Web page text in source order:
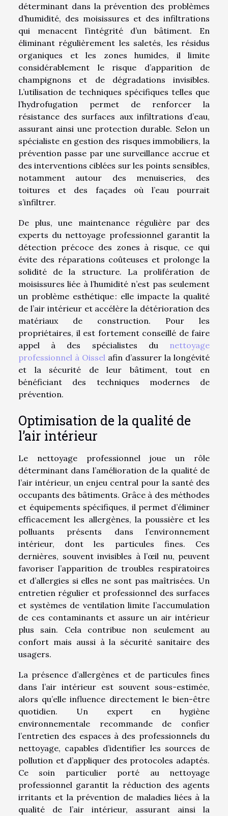
déterminant dans la prévention des problèmes
d’humidité, des moisissures et des infiltrations
qui menacent l’intégrité d’un bâtiment. En
éliminant régulièrement les saletés, les résidus
organiques et les zones humides, il limite
considérablement le risque d’apparition de
champignons et de dégradations invisibles.
L’utilisation de techniques spécifiques telles que
l’hydrofugation permet de renforcer la
résistance des surfaces aux infiltrations d’eau,
assurant ainsi une protection durable. Selon un
spécialiste en gestion des risques immobiliers, la
prévention passe par une surveillance accrue et
des interventions ciblées sur les points sensibles,
notamment autour des menuiseries, des
toitures et des façades où l’eau pourrait
s’infiltrer.
De plus, une maintenance régulière par des
experts du nettoyage professionnel garantit la
détection précoce des zones à risque, ce qui
évite des réparations coûteuses et prolonge la
solidité de la structure. La prolifération de
moisissures liée à l’humidité n’est pas seulement
un problème esthétique : elle impacte la qualité
de l’air intérieur et accélère la détérioration des
matériaux de construction. Pour les
propriétaires, il est fortement conseillé de faire
appel à des spécialistes du nettoyage
professionnel à Oissel afin d’assurer la longévité
et la sécurité de leur bâtiment, tout en
bénéficiant des techniques modernes de
prévention.
Optimisation de la qualité de
l’air intérieur
Le nettoyage professionnel joue un rôle
déterminant dans l’amélioration de la qualité de
l’air intérieur, un enjeu central pour la santé des
occupants des bâtiments. Grâce à des méthodes
et équipements spécifiques, il permet d’éliminer
efficacement les allergènes, la poussière et les
polluants présents dans l’environnement
intérieur, dont les particules fines. Ces
dernières, souvent invisibles à l’œil nu, peuvent
favoriser l’apparition de troubles respiratoires
et d’allergies si elles ne sont pas maîtrisées. Un
entretien régulier et professionnel des surfaces
et systèmes de ventilation limite l’accumulation
de ces contaminants et assure un air intérieur
plus sain. Cela contribue non seulement au
confort mais aussi à la sécurité sanitaire des
usagers.
La présence d’allergènes et de particules fines
dans l’air intérieur est souvent sous-estimée,
alors qu’elle influence directement le bien-être
quotidien. Un expert en hygiène
environnementale recommande de confier
l’entretien des espaces à des professionnels du
nettoyage, capables d’identifier les sources de
pollution et d’appliquer des protocoles adaptés.
Ce soin particulier porté au nettoyage
professionnel garantit la réduction des agents
irritants et la prévention de maladies liées à la
qualité de l’air intérieur, assurant ainsi la